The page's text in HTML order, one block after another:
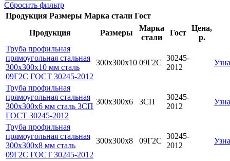
Сбросить фильтр
Продукция Размеры Марка стали Гост
Продукция
Размеры
Марка
стали
Гост
Цена,
р.
Труба профильная
прямоугольная стальная
300х300х10 мм сталь
09Г2С ГОСТ 30245-2012
300х300х10 09Г2С
30245-
2012
Труба профильная
прямоугольная стальная
300х300х6 мм сталь 3СП
ГОСТ 30245-2012
300х300х6 3СП
30245-
2012
Труба профильная
прямоугольная стальная
300х300х8 мм сталь
09Г2С ГОСТ 30245-2012
300х300х8 09Г2С
30245-
2012